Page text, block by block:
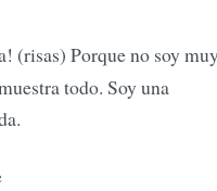
(risas) Porque no soy
todo. Soy una